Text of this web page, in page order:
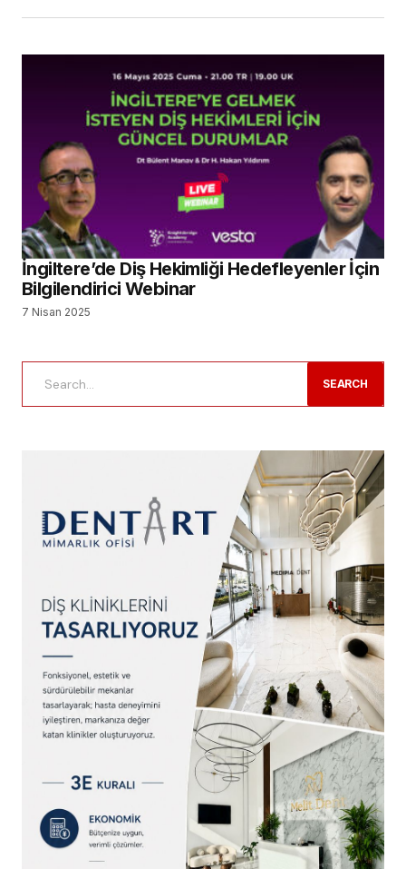
İngiltere’de Diş Hekimliği Hedefleyenler İçin
Bilgilendirici Webinar
7 Nisan 2025
SEARCH